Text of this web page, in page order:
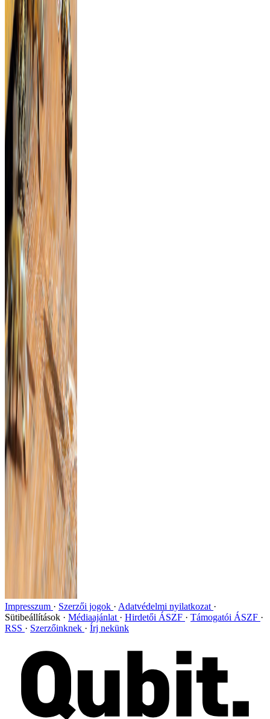
Impresszum Szerzői jogok
Adatvédelmi nyilatkozat
Sütibeállítások
Médiaajánlat Hirdetői ÁSZF
Támogatói ÁSZF
RSS
Szerzőinknek Írj nekünk